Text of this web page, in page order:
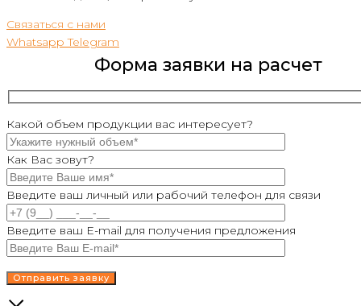
Связаться с нами
Whatsapp Telegram
Форма заявки на расчет
Какой объем продукции вас интересует?
Как Вас зовут?
Введите ваш личный или рабочий телефон для связи
Введите ваш E-mail для получения предложения